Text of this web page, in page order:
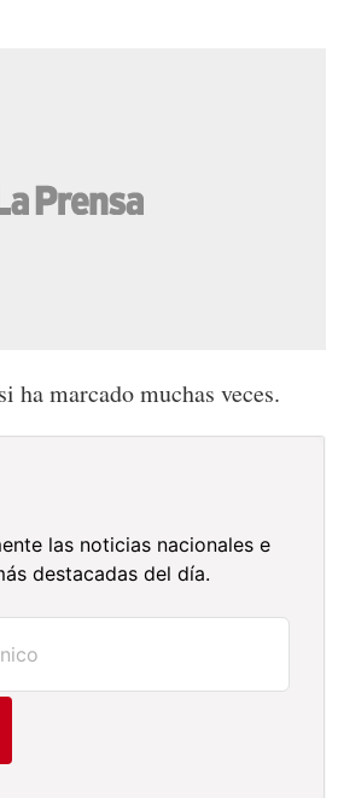
ha marcado muchas veces.
las noticias nacionales e
destacadas del día.